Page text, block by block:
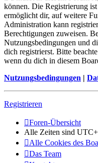
können. Die Registrierung
ermöglicht dir, auf weitere
Administration kann
Berechtigungen zuweisen.
Nutzungsbedingungen und
dich registrierst. Bitte
wenn du dich in diesem
Nutzungsbedingungen |
Registrieren
Foren-Übersicht
Alle Zeiten sind
Alle Cookies des
Das Team